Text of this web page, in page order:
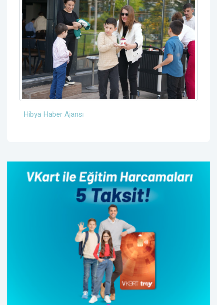
Hibya Haber Ajansı